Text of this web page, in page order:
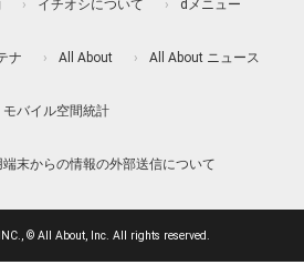
イチオシについて dメニュー
ナ All About All About ニュース
モバイル空間統計
末からの情報の外部送信について
© All About, Inc. All rights reserved.